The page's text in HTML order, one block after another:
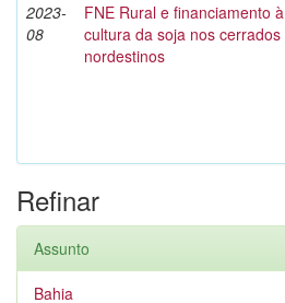
2023-
08
FNE Rural e financiamento à
cultura da soja nos cerrados
nordestinos
Refinar
Assunto
Bahia